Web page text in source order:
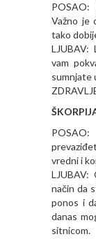
POSAO:
Važno je
tako
LJUBAV:
vam
sumnjate
vredni i
način da
ponos i
danas
sitnicom.